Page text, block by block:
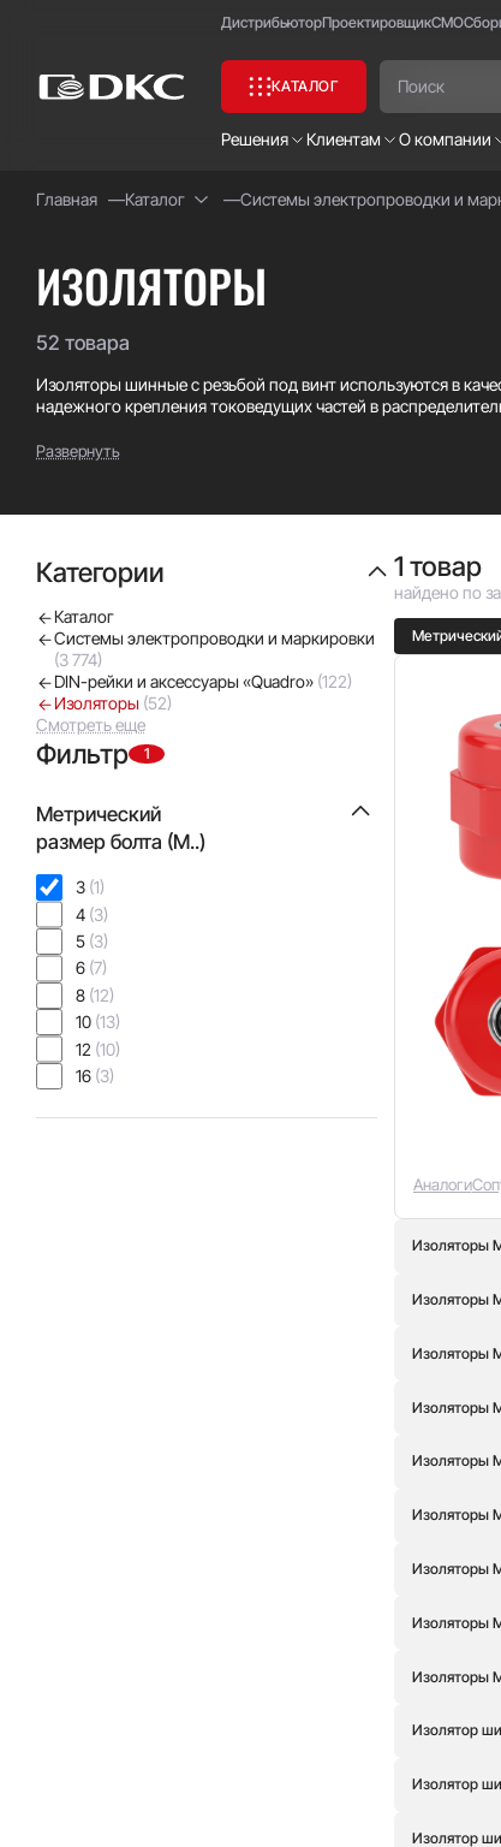
ДистрибьюторПроектировщикСМО
КАТАЛОГ
Решения Клиентам О компании
Главная Каталог Системы электропроводки и
ИЗОЛЯТОРЫ
52 товара
Изоляторы шинные с резьбой под винт используются в
надежного крепления токоведущих частей в
Изоляторы ДКС изготовлены из полиэстера с
Развернуть
Категории
Каталог
Системы электропроводки и маркировки
(3 774)
DIN-рейки и аксессуары «Quadro» (122)
Изоляторы (52)
Смотреть еще
Фильтр 1
Метрический
размер болта (М..)
3 (1)
4 (3)
5 (3)
6 (7)
8 (12)
10 (13)
12 (10)
16 (3)
1 товар
найдено по
Аналоги
Изоляторы
Изоляторы
Изоляторы
Изоляторы
Изоляторы
Изоляторы
Изоляторы
Изоляторы
Изоляторы
Изолятор
Изолятор
Изолятор